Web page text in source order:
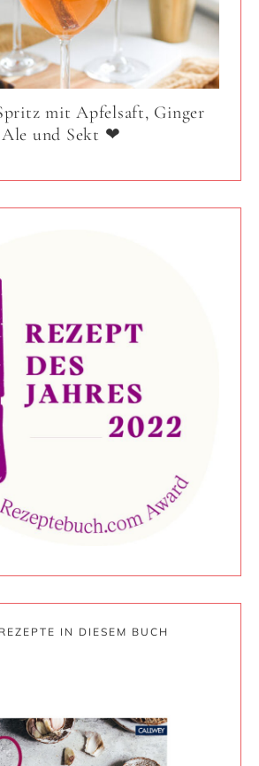
mit Apfelsaft, Ginger
Ale und Sekt ❤
IN DIESEM BUCH